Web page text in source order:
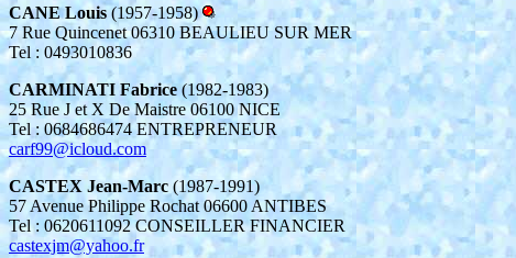
CANE Louis (1957-1958)
7 Rue Quincenet 06310 BEAULIEU SUR MER
Tel : 0493010836
CARMINATI Fabrice (1982-1983)
25 Rue J et X De Maistre 06100 NICE
Tel : 0684686474 ENTREPRENEUR
carf99@icloud.com
CASTEX Jean-Marc (1987-1991)
57 Avenue Philippe Rochat 06600 ANTIBES
Tel : 0620611092 CONSEILLER FINANCIER
castexjm@yahoo.fr